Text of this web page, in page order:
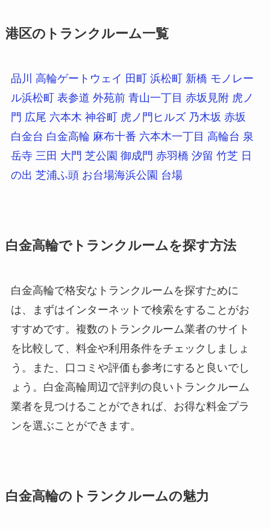
港区のトランクルーム一覧
品川 高輪ゲートウェイ 田町 浜松町 新橋 モノレー
ル浜松町
表参道 外苑前 青山一丁目 赤坂見附 虎ノ
門 広尾 六本木 神谷町 虎ノ門ヒルズ 乃木坂 赤坂
白金台 白金高輪 麻布十番 六本木一丁目 高輪台 泉
岳寺 三田 大門 芝公園 御成門 赤羽橋 汐留 竹芝 日
の出 芝浦ふ頭 お台場海浜公園 台場
白金高輪でトランクルームを探す方法
白金高輪で格安なトランクルームを探すために
は、まずはインターネットで検索をすることがお
すすめです。複数のトランクルーム業者のサイト
を比較して、料金や利用条件をチェックしましょ
う。また、口コミや評価も参考にすると良いでし
ょう。白金高輪周辺で評判の良いトランクルーム
業者を見つけることができれば、お得な料金プラ
ンを選ぶことができます。
白金高輪のトランクルームの魅力